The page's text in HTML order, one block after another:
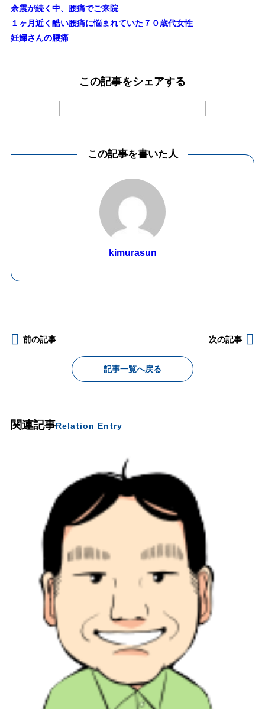
余震が続く中、腰痛でご来院
１ヶ月近く酷い腰痛に悩まれていた７０歳代女性
妊婦さんの腰痛
この記事をシェアする
この記事を書いた人
kimurasun
前の記事
記事一覧へ戻る
次の記事
関連記事Relation Entry